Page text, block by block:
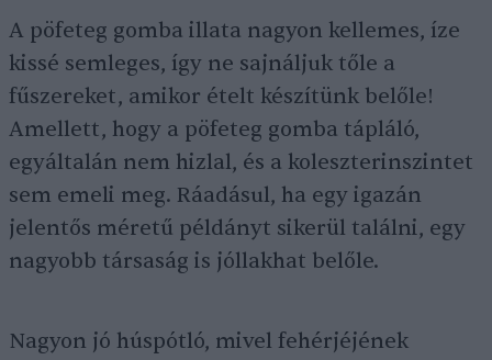
A pöfeteg gomba illata nagyon kellemes, íze
kissé semleges, így ne sajnáljuk tőle a
fűszereket, amikor ételt készítünk belőle!
Amellett, hogy a pöfeteg gomba tápláló,
egyáltalán nem hizlal, és a koleszterinszintet
sem emeli meg. Ráadásul, ha egy igazán
jelentős méretű példányt sikerül találni, egy
nagyobb társaság is jóllakhat belőle.
Nagyon jó húspótló, mivel fehérjéjének